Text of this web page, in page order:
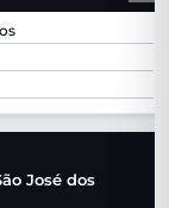
José dos